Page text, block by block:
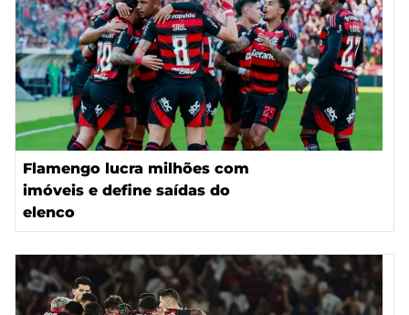
Flamengo lucra milhões com
imóveis e define saídas do
elenco